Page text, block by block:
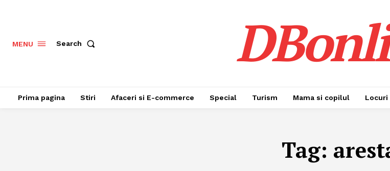
MENU Search
Prima pagina Stiri Afaceri si E-commerce Special Turism Mama si copilul Locuri
Tag: